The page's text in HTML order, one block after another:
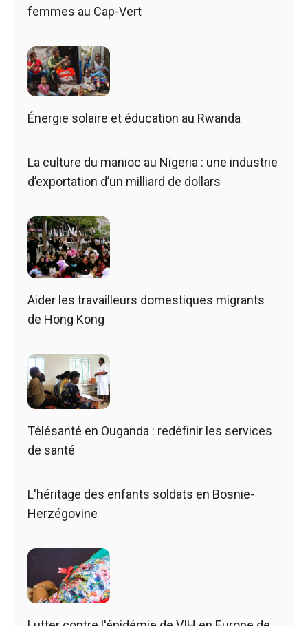
femmes au Cap-Vert
Énergie solaire et éducation au Rwanda
La culture du manioc au Nigeria : une industrie
d’exportation d’un milliard de dollars
Aider les travailleurs domestiques migrants
de Hong Kong
Télésanté en Ouganda : redéfinir les services
de santé
L'héritage des enfants soldats en Bosnie-
Herzégovine